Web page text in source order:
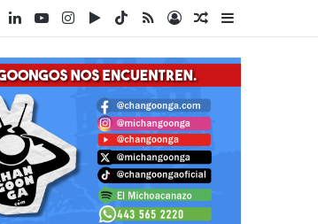
LinkedInYouTubeInstagram
Google Play
TikTok
RSS AccesoPublicación al